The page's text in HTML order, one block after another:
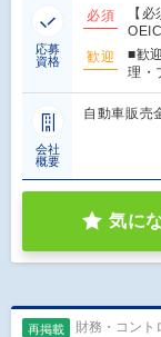
応募
資格
必須
【
歓迎
■歓
理・
会社
概要
自動車販売
気に
再掲載 財務・コント